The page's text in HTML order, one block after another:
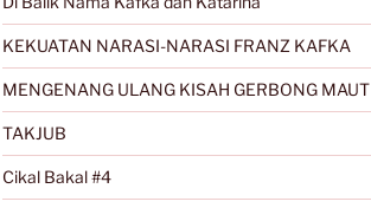
KEKUATAN NARASI-NARASI FRANZ KAFKA
MENGENANG ULANG KISAH GERBONG MAUT
TAKJUB
Cikal Bakal #4